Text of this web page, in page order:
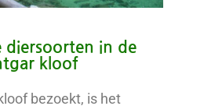
diersoorten in de
kloof
bezoekt, is het